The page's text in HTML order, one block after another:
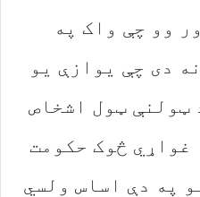
وو چې واک په
دی چې یوازې یو
ټولنې ټول اشخاص
غواړي څوک حکومت
په دې اساس ولسي